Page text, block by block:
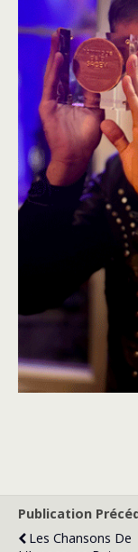
Publication
Les Chansons De